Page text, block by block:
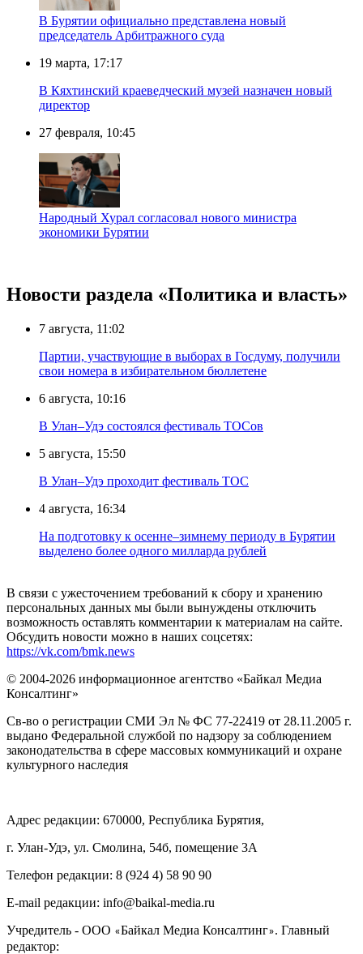
В Бурятии официально представлена новый
председатель Арбитражного суда
19 марта, 17:17
В Кяхтинский краеведческий музей назначен новый
директор
27 февраля, 10:45
Народный Хурал согласовал нового министра
экономики Бурятии
Новости раздела «Политика и власть»
7 августа, 11:02
Партии, участвующие в выборах в Госдуму, получили
свои номера в избирательном бюллетене
6 августа, 10:16
В Улан–Удэ состоялся фестиваль ТОСов
5 августа, 15:50
В Улан–Удэ проходит фестиваль ТОС
4 августа, 16:34
На подготовку к осенне–зимнему периоду в Бурятии
выделено более одного милларда рублей
В связи с ужесточением требований к сбору и хранению
персональных данных мы были вынуждены отключить
возможность оставлять комментарии к материалам на сайте.
Обсудить новости можно в наших соцсетях:
https://vk.com/bmk.news
© 2004-2026 информационное агентство «Байкал Медиа
Консалтинг»
Св-во о регистрации СМИ Эл № ФС 77-22419 от 28.11.2005 г.
выдано Федеральной службой по надзору за соблюдением
законодательства в сфере массовых коммуникаций и охране
культурного наследия
Адрес редакции: 670000, Республика Бурятия,
г. Улан-Удэ, ул. Смолина, 54б, помещение 3А
Телефон редакции: ‎‎8 (924 4) 58 90 90
E-mail редакции: info@baikal-media.ru
Учредитель - ООО «Байкал Медиа Консалтинг». Главный
редактор: